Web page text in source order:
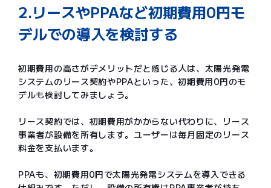
2.リースやPPAなど初期費用0円モ
デルでの導入を検討する
初期費用の高さがデメリットだと感じる人は、太陽光発電
システムのリース契約やPPAといった、初期費用0円のモ
デルも検討してみましょう。
リース契約では、初期費用がかからない代わりに、リース
事業者が設備を所有します。ユーザーは毎月固定のリース
料金を支払います。
PPAも、初期費用0円で太陽光発電システムを導入できる